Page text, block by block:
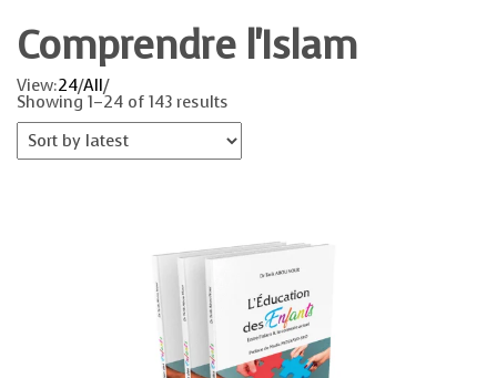
Comprendre l'Islam
View:24/All/
Showing 1–24 of 143 results